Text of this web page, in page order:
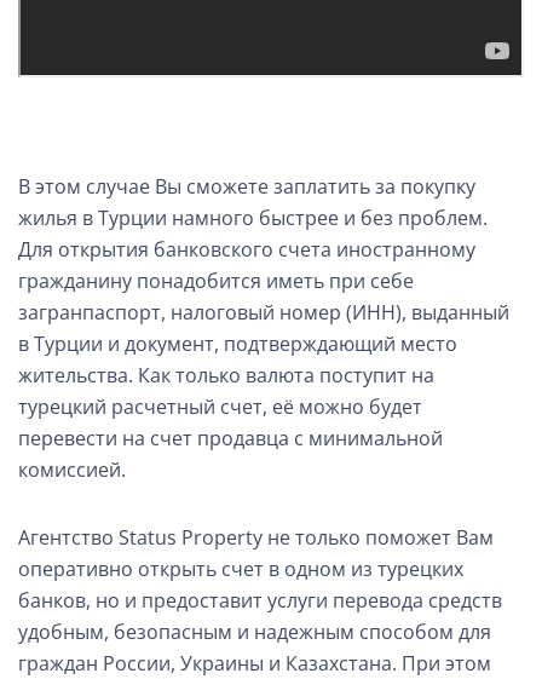
В этом случае Вы сможетезаплатить за покупку
жилья в Турции намного быстрее и без проблем.
Для открытия банковского счета иностранному
гражданину понадобится иметь при себе
загранпаспорт, налоговый номер (ИНН), выданный
в Турции и документ, подтверждающий место
жительства. Как только валюта поступит на
турецкий расчетный счет, её можно будет
перевести на счет продавца с минимальной
комиссией.
Агентство Status Property не только поможет Вам
оперативно открыть счет в одном из турецких
банков, но и предоставит услуги перевода средств
удобным, безопасным и надежным способом для
граждан России, Украины и Казахстана. При этом